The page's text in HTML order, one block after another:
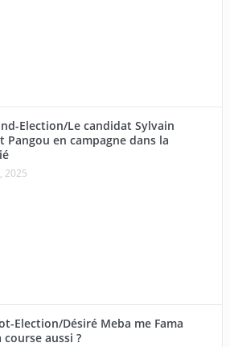
Election/Le candidat Sylvain
Pangou en campagne dans la
2025
Election/Désiré Meba me Fama
course aussi ?